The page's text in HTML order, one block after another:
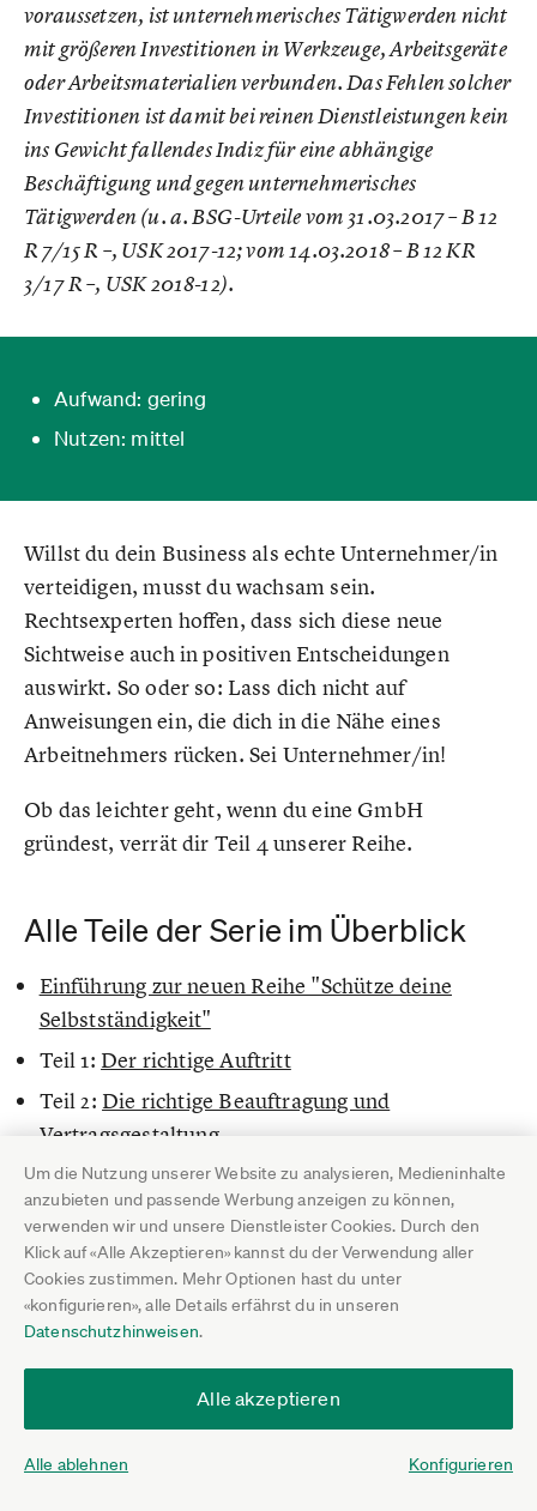
Um die Nutzung unserer Website zu analysieren, Medieninhalte
anzubieten und passende Werbung anzeigen zu können,
verwenden wir und unsere Dienstleister Cookies. Durch den
Klick auf «Alle Akzeptieren» kannst du der Verwendung aller
Cookies zustimmen. Mehr Optionen hast du unter
«konfigurieren», alle Details erfährst du in unseren
Datenschutzhinweisen.
Alle akzeptieren
Alle ablehnen Konfigurieren
voraussetzen, ist unternehmerisches Tätigwerden nicht
mit größeren Investitionen in Werkzeuge, Arbeitsgeräte
oder Arbeitsmaterialien verbunden. Das Fehlen solcher
Investitionen ist damit bei reinen Dienstleistungen kein
ins Gewicht fallendes Indiz für eine abhängige
Beschäftigung und gegen unternehmerisches
Tätigwerden (u. a. BSG-Urteile vom 31.03.2017 – B 12
R 7/15 R –, USK 2017-12; vom 14.03.2018 – B 12 KR
3/17 R –, USK 2018-12).
Aufwand: gering
Nutzen: mittel
Willst du dein Business als echte Unternehmer/in
verteidigen, musst du wachsam sein.
Rechtsexperten hoffen, dass sich diese neue
Sichtweise auch in positiven Entscheidungen
auswirkt. So oder so: Lass dich nicht auf
Anweisungen ein, die dich in die Nähe eines
Arbeitnehmers rücken. Sei Unternehmer/in!
Ob das leichter geht, wenn du eine GmbH
gründest, verrät dir Teil 4 unserer Reihe.
Alle Teile der Serie im Überblick
Einführung zur neuen Reihe "Schütze deine
Selbstständigkeit"
Teil 1: Der richtige Auftritt
Teil 2: Die richtige Beauftragung und
Vertragsgestaltung
Teil 3: Die besten Tipps für den Einsatz beim
Kunden (siehe oben)
Teil 4: Wann es die GmbH und UG wirklich
braucht
Beitrag teilen
Beitrag vonMichaela Hutterer